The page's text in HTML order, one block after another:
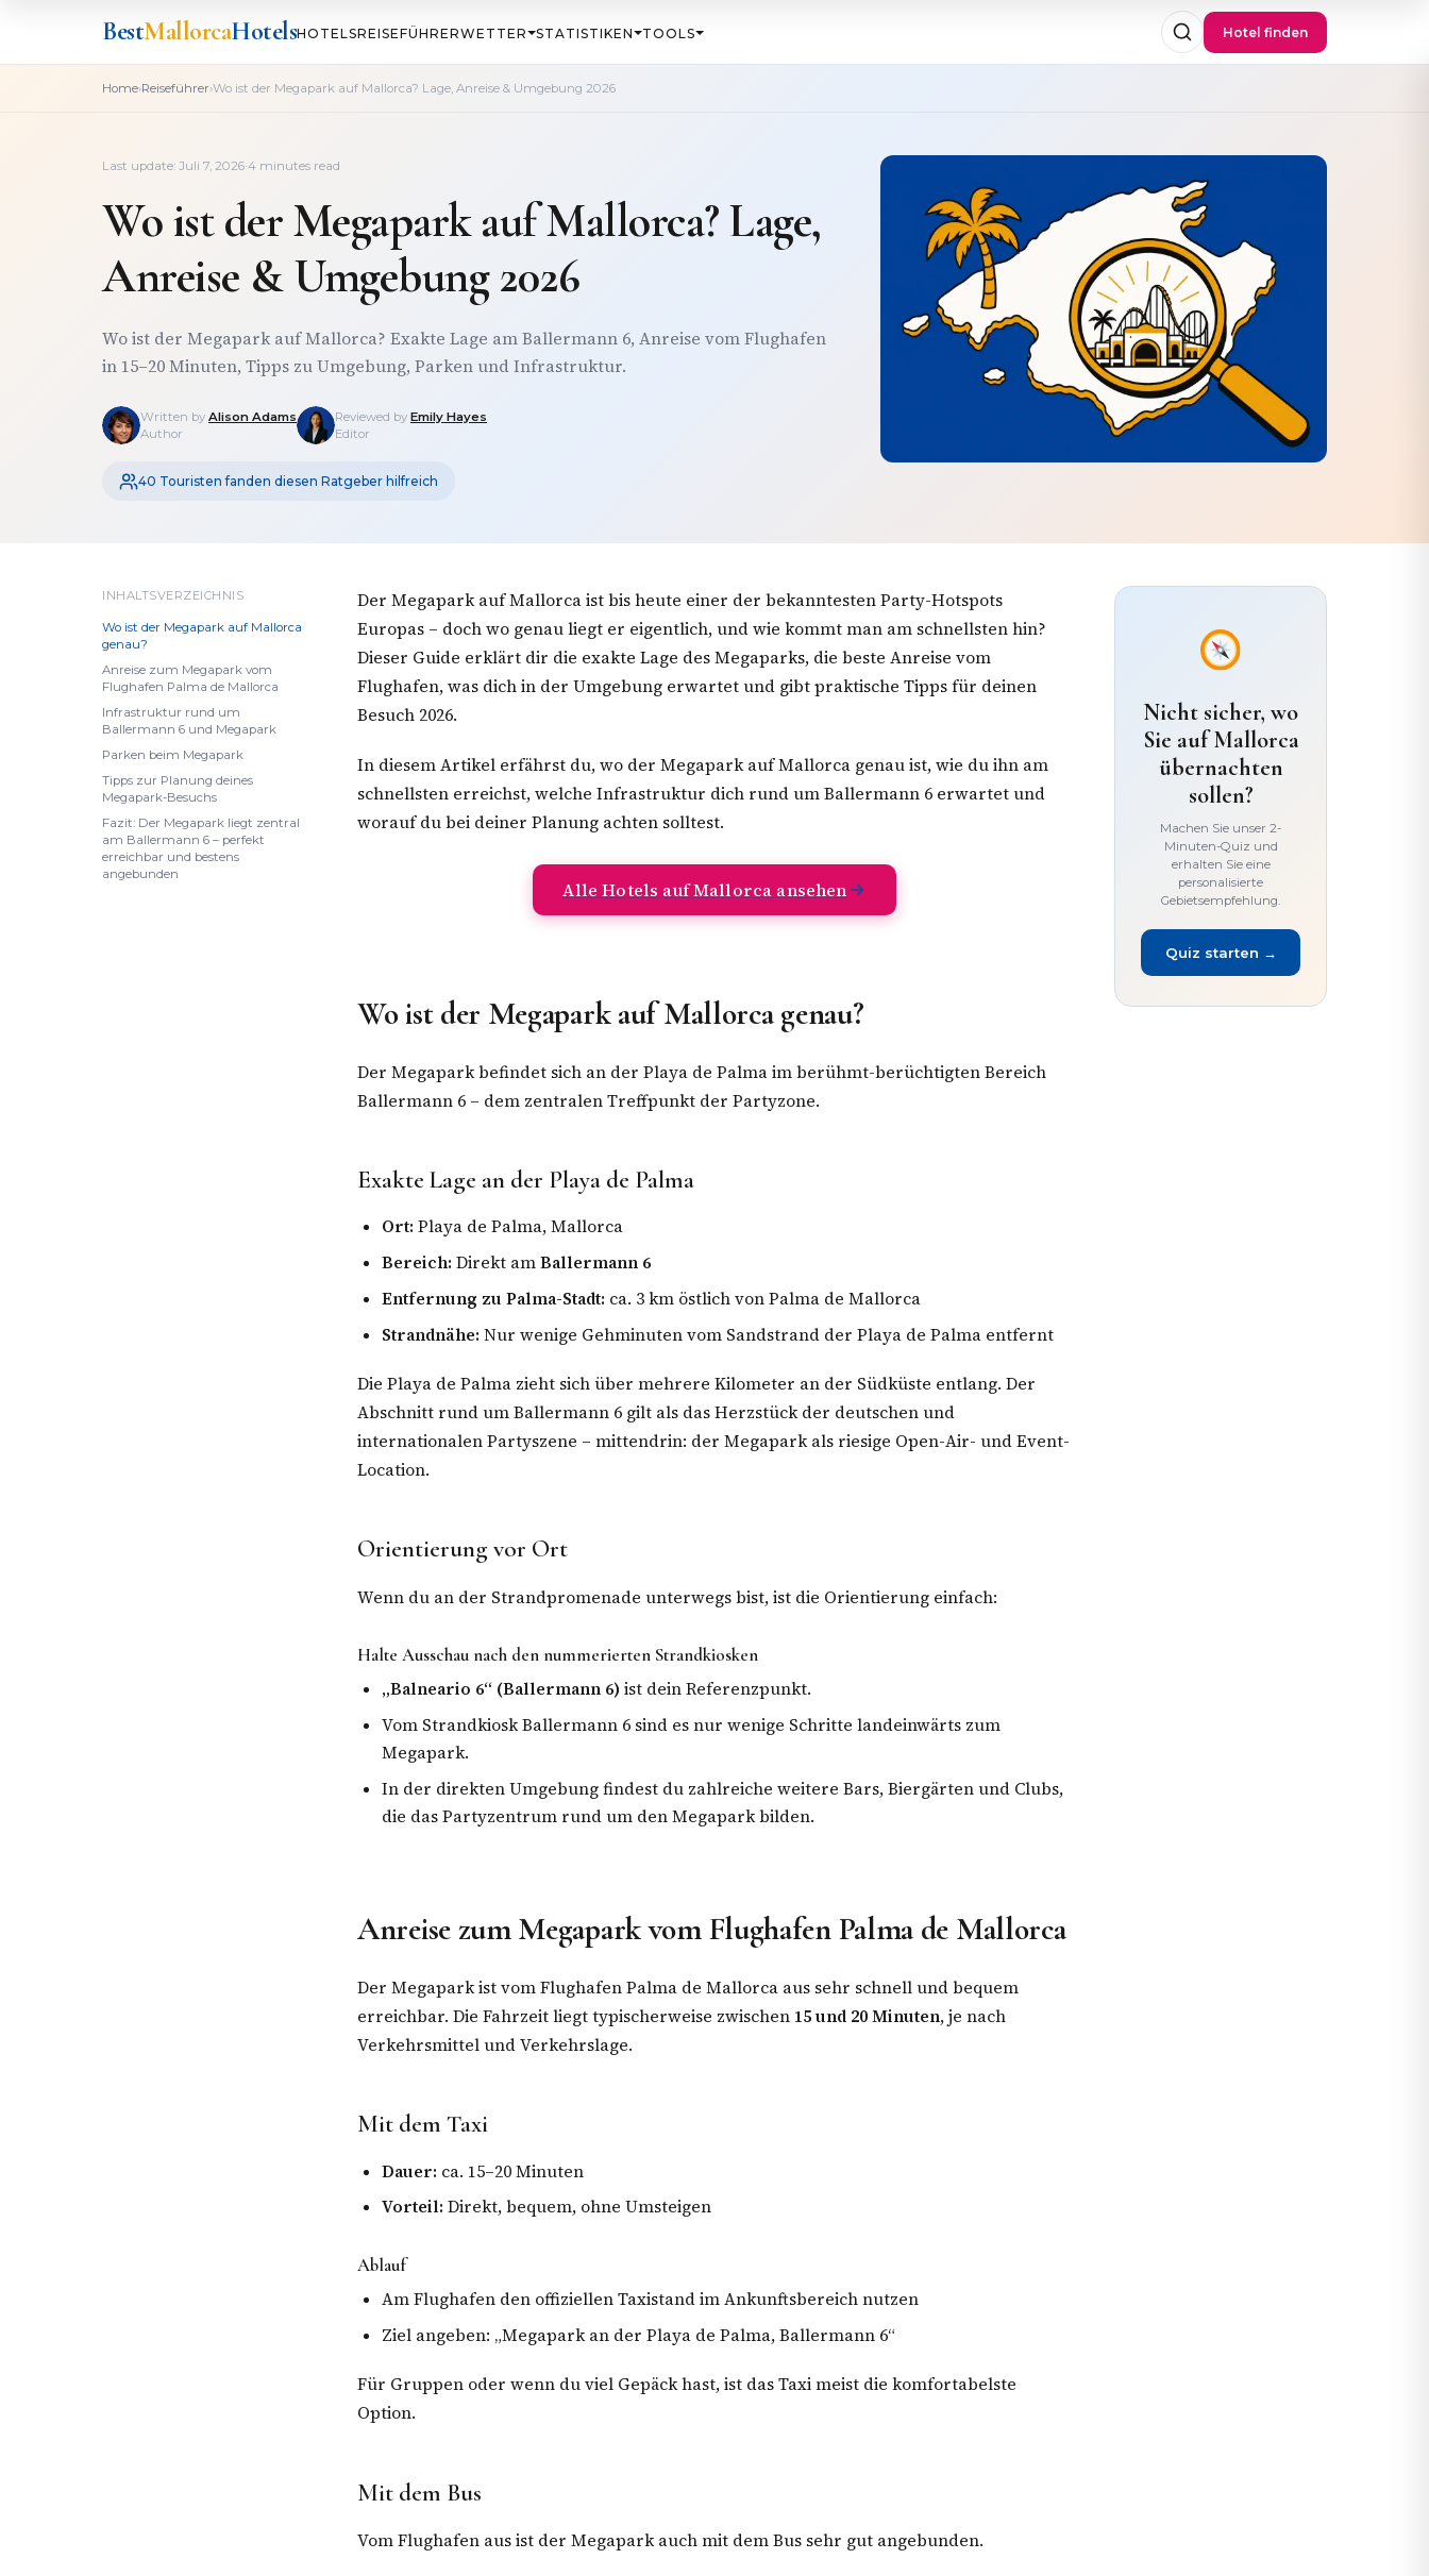
BestMallorcaHotelsHOTELSREISEFÜHRERWETTER STATISTIKEN TOOLS Hotel finden
Home›Reiseführer›Wo ist der Megapark auf Mallorca? Lage, Anreise & Umgebung 2026
Last update: Juli 7, 2026·4 minutes read
Wo ist der Megapark auf Mallorca? Lage,
Anreise & Umgebung 2026
Wo ist der Megapark auf Mallorca? Exakte Lage am Ballermann 6, Anreise vom Flughafen
in 15–20 Minuten, Tipps zu Umgebung, Parken und Infrastruktur.
Written by Alison Adams
Author
Reviewed by Emily Hayes
Editor
40 Touristen fanden diesen Ratgeber hilfreich
INHALTSVERZEICHNIS
Wo ist der Megapark auf Mallorca
genau?
Anreise zum Megapark vom
Flughafen Palma de Mallorca
Infrastruktur rund um
Ballermann 6 und Megapark
Parken beim Megapark
Tipps zur Planung deines
Megapark-Besuchs
Fazit: Der Megapark liegt zentral
am Ballermann 6 – perfekt
erreichbar und bestens
angebunden
Der Megapark auf Mallorca ist bis heute einer der bekanntesten Party-Hotspots
Europas – doch wo genau liegt er eigentlich, und wie kommt man am schnellsten hin?
Dieser Guide erklärt dir die exakte Lage des Megaparks, die beste Anreise vom
Flughafen, was dich in der Umgebung erwartet und gibt praktische Tipps für deinen
Besuch 2026.
In diesem Artikel erfährst du, wo der Megapark auf Mallorca genau ist, wie du ihn am
schnellsten erreichst, welche Infrastruktur dich rund um Ballermann 6 erwartet und
worauf du bei deiner Planung achten solltest.
Alle Hotels auf Mallorca ansehen
Wo ist der Megapark auf Mallorca genau?
Der Megapark befindet sich an der Playa de Palma im berühmt-berüchtigten Bereich
Ballermann 6 – dem zentralen Treffpunkt der Partyzone.
Exakte Lage an der Playa de Palma
Ort: Playa de Palma, Mallorca
Bereich: Direkt amBallermann 6
Entfernung zu Palma-Stadt: ca. 3 km östlich von Palma de Mallorca
Strandnähe: Nur wenige Gehminuten vom Sandstrand der Playa de Palma entfernt
Die Playa de Palma zieht sich über mehrere Kilometer an der Südküste entlang. Der
Abschnitt rund um Ballermann 6 gilt als das Herzstück der deutschen und
internationalen Partyszene – mittendrin: der Megapark als riesige Open-Air- und Event-
Location.
Orientierung vor Ort
Wenn du an der Strandpromenade unterwegs bist, ist die Orientierung einfach:
Halte Ausschau nach den nummerierten Strandkiosken
„Balneario 6“ (Ballermann 6) ist dein Referenzpunkt.
Vom Strandkiosk Ballermann 6 sind es nur wenige Schritte landeinwärts zum
Megapark.
In der direkten Umgebung findest du zahlreiche weitere Bars, Biergärten und Clubs,
die das Partyzentrum rund um den Megapark bilden.
Anreise zum Megapark vom Flughafen Palma de Mallorca
Der Megapark ist vom Flughafen Palma de Mallorca aus sehr schnell und bequem
erreichbar. Die Fahrzeit liegt typischerweise zwischen 15 und 20 Minuten, je nach
Verkehrsmittel und Verkehrslage.
Mit dem Taxi
Dauer: ca. 15–20 Minuten
Vorteil: Direkt, bequem, ohne Umsteigen
Ablauf
Am Flughafen den offiziellen Taxistand im Ankunftsbereich nutzen
Ziel angeben: „Megapark an der Playa de Palma, Ballermann 6“
Für Gruppen oder wenn du viel Gepäck hast, ist das Taxi meist die komfortabelste
Option.
Mit dem Bus
Vom Flughafen aus ist der Megapark auch mit dem Bus sehr gut angebunden.
Nicht sicher, wo
Sie auf Mallorca
übernachten
sollen?
Machen Sie unser 2-
Minuten-Quiz und
erhalten Sie eine
personalisierte
Gebietsempfehlung.
Quiz starten →